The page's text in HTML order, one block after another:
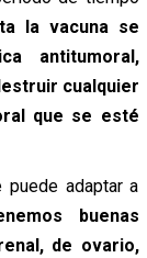
la vacuna se
antitumoral,
cualquier
que se esté
adaptar a
buenas
de ovario,